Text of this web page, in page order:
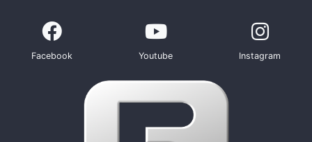
Facebook Youtube Instagram